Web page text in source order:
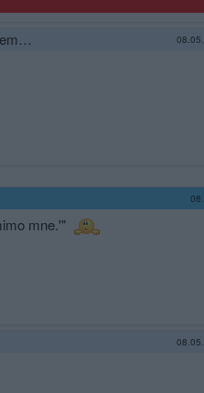
mne.'"